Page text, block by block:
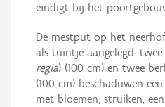
eindigt bij het
De mestput op het
als tuintje aangelegd:
regia) (100 cm) en twee
(100 cm) beschaduwen
met bloemen, struiken,